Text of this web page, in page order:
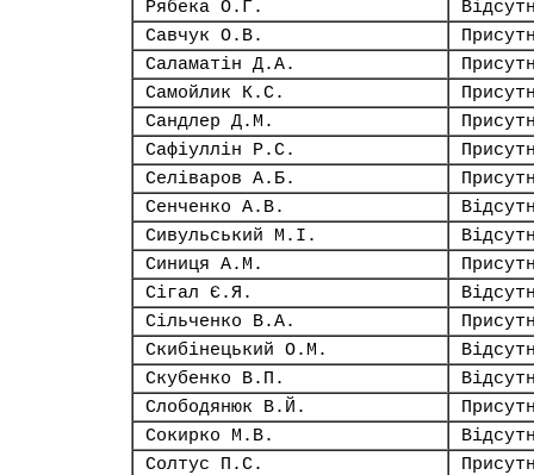
Рябека О.Г.
Савчук О.В.
Саламатін Д.А.
Самойлик К.С.
Сандлер Д.М.
Сафіуллін Р.С.
Селіваров А.Б.
Сенченко А.В.
Сивульський М.І.
Синиця А.М.
Сігал Є.Я.
Сільченко В.А.
Скибінецький О.М.
Скубенко В.П.
Слободянюк В.Й.
Сокирко М.В.
Солтус П.С.